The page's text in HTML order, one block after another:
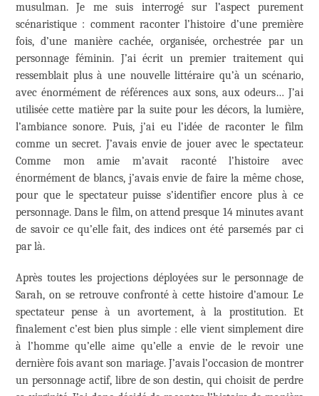
musulman. Je me suis interrogé sur l’aspect purement
scénaristique : comment raconter l’histoire d’une première
fois, d’une manière cachée, organisée, orchestrée par un
personnage féminin. J’ai écrit un premier traitement qui
ressemblait plus à une nouvelle littéraire qu’à un scénario,
avec énormément de références aux sons, aux odeurs… J’ai
utilisée cette matière par la suite pour les décors, la lumière,
l’ambiance sonore. Puis, j’ai eu l’idée de raconter le film
comme un secret. J’avais envie de jouer avec le spectateur.
Comme mon amie m’avait raconté l’histoire avec
énormément de blancs, j’avais envie de faire la même chose,
pour que le spectateur puisse s’identifier encore plus à ce
personnage. Dans le film, on attend presque 14 minutes avant
de savoir ce qu’elle fait, des indices ont été parsemés par ci
par là.
Après toutes les projections déployées sur le personnage de
Sarah, on se retrouve confronté à cette histoire d’amour. Le
spectateur pense à un avortement, à la prostitution. Et
finalement c’est bien plus simple : elle vient simplement dire
à l’homme qu’elle aime qu’elle a envie de le revoir une
dernière fois avant son mariage. J’avais l’occasion de montrer
un personnage actif, libre de son destin, qui choisit de perdre